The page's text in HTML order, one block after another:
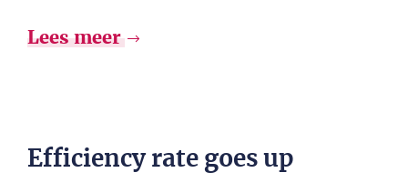
Lees meer
Efficiency rate goes up